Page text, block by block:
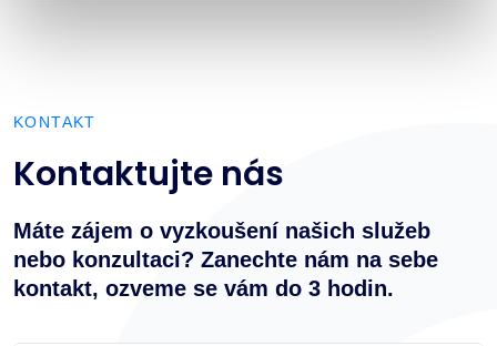
KONTAKT
Kontaktujte nás
Máte zájem o vyzkoušení našich služeb
nebo konzultaci? Zanechte nám na sebe
kontakt, ozveme se vám do 3 hodin.